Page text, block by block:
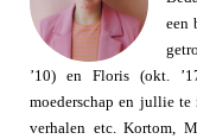
een
’10) en Floris (okt.
moederschap en jullie
verhalen etc. Kortom,